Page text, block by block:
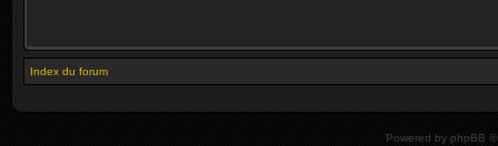
Index du forum
Powered by phpBB ©